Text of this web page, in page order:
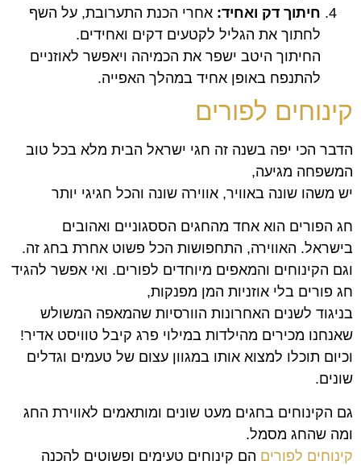
חיתוך דק ואחיד: אחרי הכנת התערובת, על השף
לחתוך את הגליל לקטעים דקים ואחידים.
החיתוך היטב ישפר את הכמיהה ויאפשר לאוזניים
להתנפח באופן אחיד במהלך האפייה.
קינוחים לפורים
הדבר הכי יפה בשנה זה חגי ישראל הבית מלא בכל טוב
המשפחה מגיעה,
יש משהו שונה באוויר, אווירה שונה והכל חגיגי יותר
חג הפורים הוא אחד מהחגים הססגוניים ואהובים
בישראל. האווירה, התחפושות הכל פשוט אחרת בחג זה.
וגם הקינוחים והמאפים מיוחדים לפורים. ואי אפשר להגיד
חג פורים בלי אוזניות המן מפנקות,
בניגוד לשנים האחרונות הוורסיות שהמאפה המשולש
שאנחנו מכירים מהילדות במילוי פרג קיבל טוויסט אדיר!
וכיום תוכלו למצוא אותו במגוון עצום של טעמים וגדלים
שונים.
גם הקינוחים בחגים מעט שונים ומותאמים לאווירת החג
ומה שהחג מסמל.
קינוחים לפורים הם קינוחים טעימים ופשוטים להכנה